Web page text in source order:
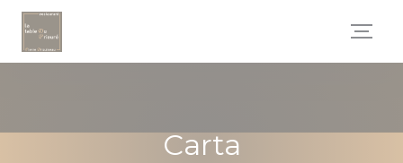
Personalización de sus opciones de cookies
Carta